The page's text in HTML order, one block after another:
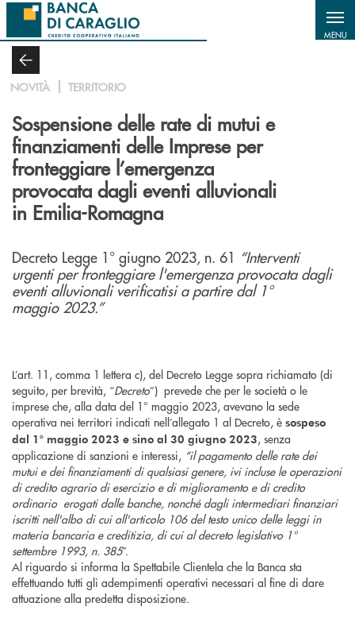
Salta al contenuto principale
MENU
NOVITÀ TERRITORIO
Sospensione delle rate di mutui e
finanziamenti delle Imprese per
fronteggiare l’emergenza
provocata dagli eventi alluvionali
in Emilia-Romagna
Decreto Legge 1° giugno 2023, n. 61 “Interventi
urgenti per fronteggiare l'emergenza provocata dagli
eventi alluvionali verificatisi a partire dal 1°
maggio 2023.”
L’art. 11, comma 1 lettera c), del Decreto Legge sopra richiamato (di
seguito, per brevità, “Decreto”) prevede che per le società o le
imprese che, alla data del 1° maggio 2023, avevano la sede
operativa nei territori indicati nell’allegato 1 al Decreto, è sospeso
dal 1° maggio 2023 e sino al 30 giugno 2023, senza
applicazione di sanzioni e interessi, “il pagamento delle rate dei
mutui e dei finanziamenti di qualsiasi genere, ivi incluse le operazioni
di credito agrario di esercizio e di miglioramento e di credito
ordinario erogati dalle banche, nonché dagli intermediari finanziari
iscritti nell'albo di cui all'articolo 106del testo unico delle leggi in
materia bancaria e creditizia, di cui aldecreto legislativo 1°
settembre 1993, n. 385”.
Al riguardo si informa la Spettabile Clientela che la Banca sta
effettuando tutti gli adempimenti operativi necessari al fine di dare
attuazione alla predetta disposizione.